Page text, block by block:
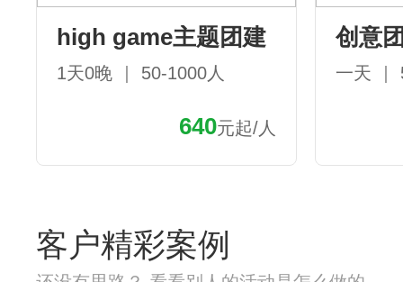
high game主题团建
1天0晚 ｜ 50-1000人
640元起/人
创意
一天 ｜
客户精彩案例